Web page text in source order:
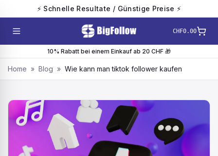
⚡ Schnelle Resultate / Günstige Preise ⚡
CHF0.00
10% Rabatt bei einem Einkauf ab 20 CHF 🎁
Home » Blog » Wie kann man tiktok follower kaufen